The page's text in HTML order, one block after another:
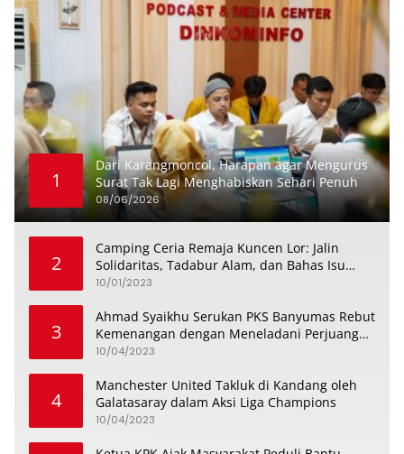
1
Dari Karangmoncol, Harapan agar Mengurus
Surat Tak Lagi Menghabiskan Sehari Penuh
08/06/2026
2
Camping Ceria Remaja Kuncen Lor: Jalin
Solidaritas, Tadabur Alam, dan Bahas Isu
Keremajaan
10/01/2023
3
Ahmad Syaikhu Serukan PKS Banyumas Rebut
Kemenangan dengan Meneladani Perjuangan
Soedirman
10/04/2023
4
Manchester United Takluk di Kandang oleh
Galatasaray dalam Aksi Liga Champions
10/04/2023